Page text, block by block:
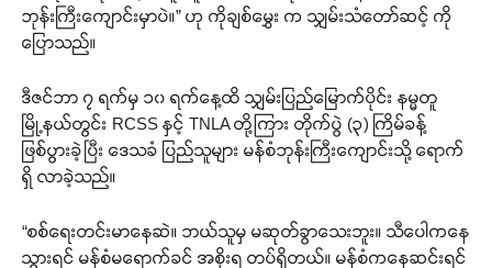
ဘုန်းကြီးကျောင်းမှာပဲ။” ဟု ကိုချစ်မွှေး က သျှမ်းသံတော်ဆင့် ကို
ပြောသည်။
ဒီဇင်ဘာ ၇ ရက်မှ ၁၀ ရက်နေ့ထိ သျှမ်းပြည်မြောက်ပိုင်း နမ္မတူ
မြို့နယ်တွင်း RCSS နှင့် TNLA တို့ကြား တိုက်ပွဲ (၃) ကြိမ်ခန့်
ဖြစ်ပွားခဲ့ပြီး ဒေသခံ ပြည်သူများ မန်စံဘုန်းကြီးကျောင်းသို့ ရောက်
ရှိ လာခဲ့သည်။
“စစ်ရေးတင်းမာနေဆဲ။ ဘယ်သူမှ မဆုတ်ခွာသေးဘူး။ သီပေါကနေ
သွားရင် မန်စံမရောက်ခင် အစိုးရ တပ်ရှိတယ်။ မန်စံကနေဆင်းရင်